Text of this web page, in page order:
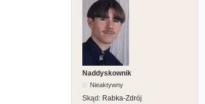
Naddyskownik
Nieaktywny
Skąd: Rabka-Zdrój